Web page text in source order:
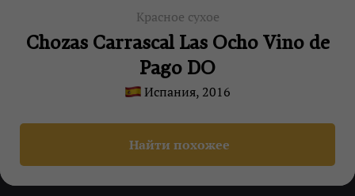
Красное сухое
Chozas Carrascal Las Ocho Vino de
Pago DO
Испания, 2016
Найти похожее